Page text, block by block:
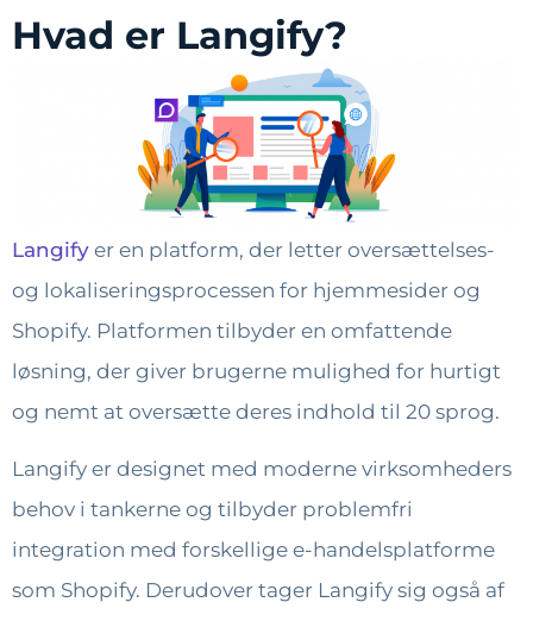
Hvad er Langify?
Langify er en platform, der letter oversættelses-
og lokaliseringsprocessen for hjemmesider og
Shopify. Platformen tilbyder en omfattende
løsning, der giver brugerne mulighed for hurtigt
og nemt at oversætte deres indhold til 20 sprog.
Langify er designet med moderne virksomheders
behov i tankerne og tilbyder problemfri
integration med forskellige e-handelsplatforme
som Shopify. Derudover tager Langify sig også af